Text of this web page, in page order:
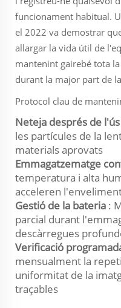
funcionament habitual.
el 2022 va demostrar
allargar la vida útil de
mantenint gairebé tota
durant la major part de
Protocol clau de
Neteja després de l'ús
les partícules de la
materials aprovats
Emmagatzematge
temperatura i alta
acceleren
Gestió de la bateria :
parcial durant
descàrregues
Verificació
mensualment la
uniformitat de la
traçables